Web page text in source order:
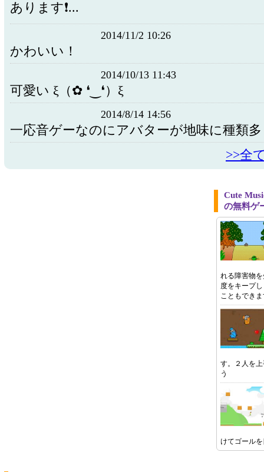
あります❗...
2014/11/2 10:26
かわいい！
2014/10/13 11:43
可愛い ξ（✿ ❛‿❛）ξ
2014/8/14 14:56
一応音ゲーなのにアバターが地味に種類
>>全
Cute
の無料ゲ
れる障害物
度をキープ
こともでき
す。２人を
う
けてゴール